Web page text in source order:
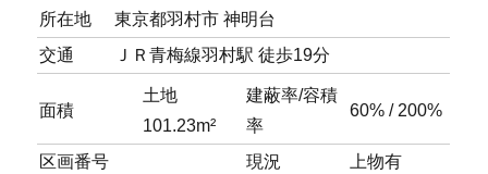
所在地
東京都羽村市 神明台
交通
ＪＲ青梅線羽村駅 徒歩19分
面積
土地
101.23m²
建蔽率/容積
率
60% / 200%
区画番号 現況
上物有